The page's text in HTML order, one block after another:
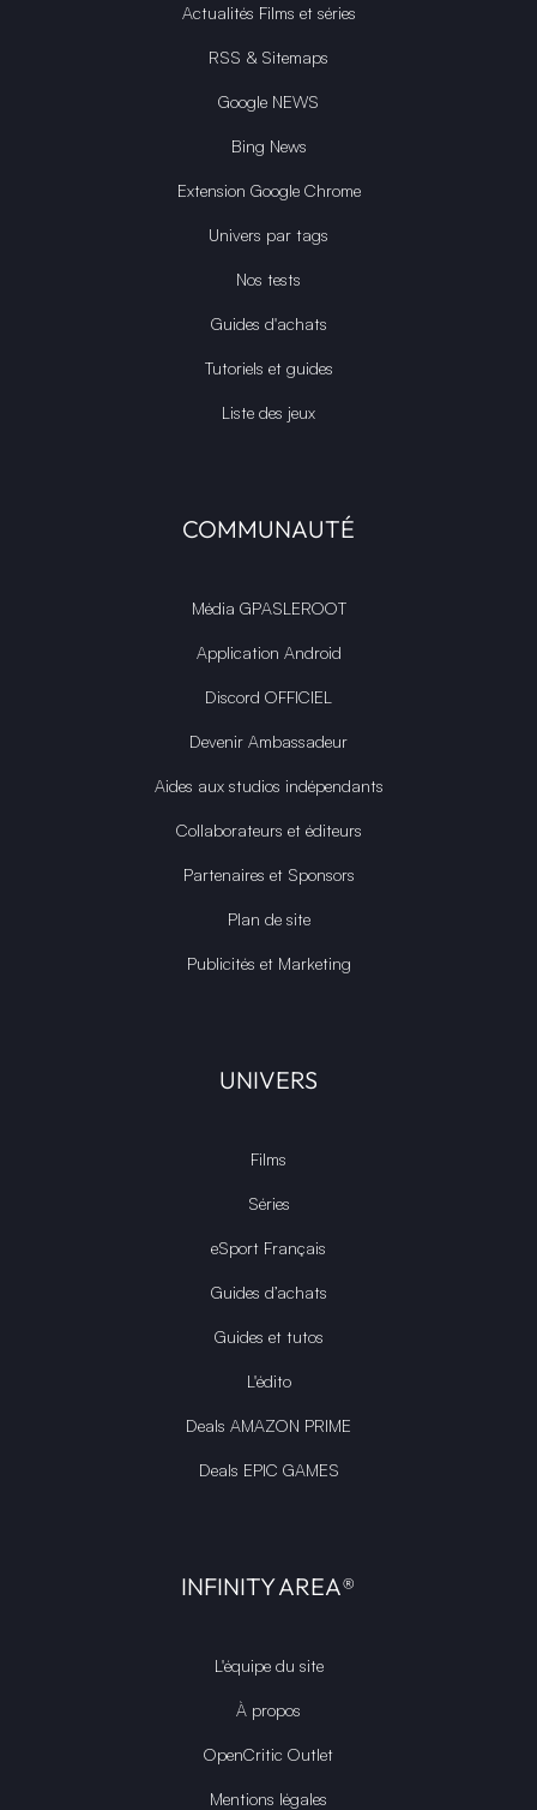
Actualités Films et séries
RSS & Sitemaps
Google NEWS
Bing News
Extension Google Chrome
Univers par tags
Nos tests
Guides d'achats
Tutoriels et guides
Liste des jeux
COMMUNAUTÉ
Média GPASLEROOT
Application Android
Discord OFFICIEL
Devenir Ambassadeur
Aides aux studios indépendants
Collaborateurs et éditeurs
Partenaires et Sponsors
Plan de site
Publicités et Marketing
UNIVERS
Films
Séries
eSport Français
Guides d’achats
Guides et tutos
L'édito
Deals AMAZON PRIME
Deals EPIC GAMES
INFINITY AREA®
L'équipe du site
À propos
OpenCritic Outlet
Mentions légales